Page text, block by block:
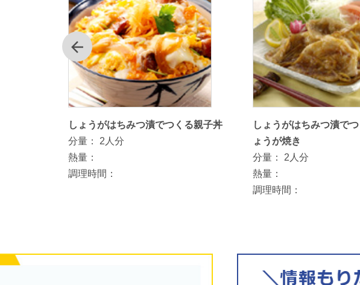
前
しょうがはちみつ漬でつくる親子丼
分量：
2人分
熱量：
調理時間：
しょうがはちみつ漬で
ょうが焼き
分量：
2人分
熱量：
調理時間：